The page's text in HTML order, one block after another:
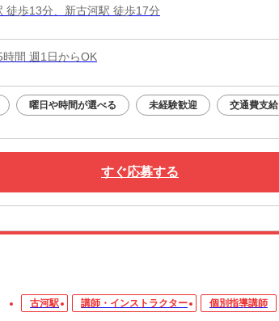
徒歩13分、新古河駅 徒歩17分
時間 週1日からOK
曜日や時間が選べる 未経験歓迎 交通費支給
すぐ応募する
古河駅 講師・インストラクター 個別指導講師